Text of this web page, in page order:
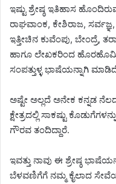
ಇಷ್ಟು ಶ್ರೇಷ್ಠ ಇತಿಹಾಸ
ರಾಘವಾಂಕ, ಕೇಶಿರಾಜ,
ಇತ್ತೀಚಿನ ಕುವೆಂಪು, ಬೇಂದ್ರೆ,
ಹಾಗೂ ಲೇಖಕರಿಂದ
ಸಂಪತ್ತುಳ್ಳ ಭಾಷೆಯನ್ನಾಗಿ
ಅಷ್ಟೇ ಅಲ್ಲದೆ ಅನೇಕ ಕನ್ನಡ
ಕ್ಷೇತ್ರದಲ್ಲಿ ಸಾಕಷ್ಟು
ಗೌರವ ತಂದಿದ್ದಾರೆ.
ಇವತ್ತು ನಾವು ಈ ಶ್ರೇಷ್ಠ
ಬೆಳವಣಿಗೆಗೆ ನಮ್ಮ ಕೈಲಾದ